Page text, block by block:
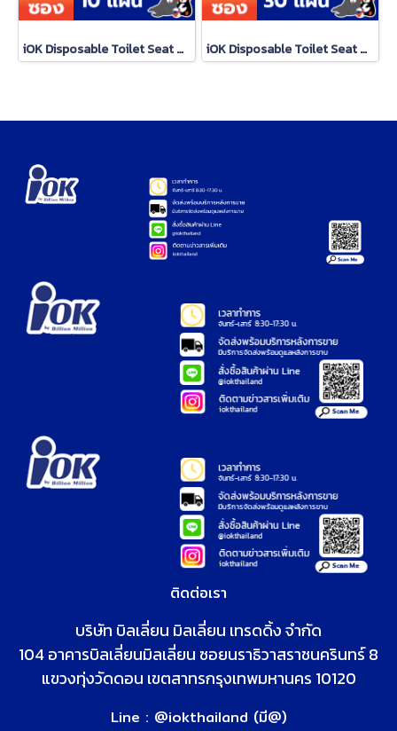
iOK Disposable Toilet Seat Cover (10 sheets/sachet) x 1 sachet iOK Disposable Toilet Seat Cover (10 sheets/sachet) x 3 sachets
ติดต่อเรา
บริษัท บิลเลี่ยน มิลเลี่ยน เทรดดิ้ง จำกัด
104 อาคารบิลเลี่ยนมิลเลี่ยน ซอยนราธิวาสราชนครินทร์ 8
แขวงทุ่งวัดดอน เขตสาทรกรุงเทพมหานคร 10120
Line : @iokthailand (มี@)